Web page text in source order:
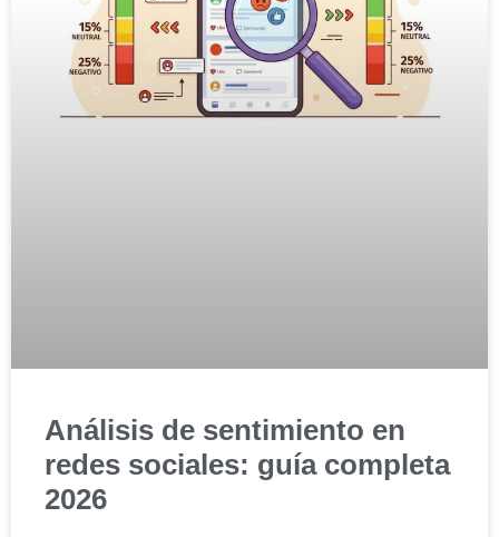
Análisis de sentimiento en
redes sociales: guía completa
2026